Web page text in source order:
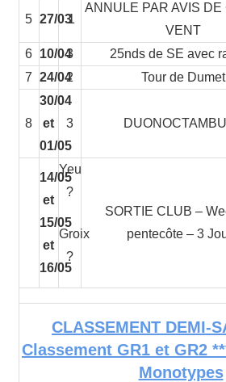
5 27/03
1
ANNULE PAR AVIS DE
VENT
6 10/04
3 25nds de SE avec
7 24/04
2 Tour de Dumet
8
30/04
et
01/05
3
14/05
et
15/05
et
16/05
Yeu
?
Groix
?
SORTIE CLUB –
pentecôte – 3
CLASSEMENT DEMI-
Classement GR1 et GR2
Monotypes